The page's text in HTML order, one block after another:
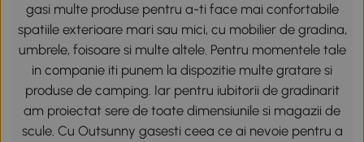
gasi multe produse pentru a-ti face mai confortabile
spatiile exterioare mari sau mici, cu mobilier de gradina,
umbrele, foisoare si multe altele. Pentru momentele tale
in companie iti punem la dispozitie multe gratare si
produse de camping. Iar pentru iubitorii de gradinarit
am proiectat sere de toate dimensiunile si magazii de
scule. Cu Outsunny gasesti ceea ce ai nevoie pentru a